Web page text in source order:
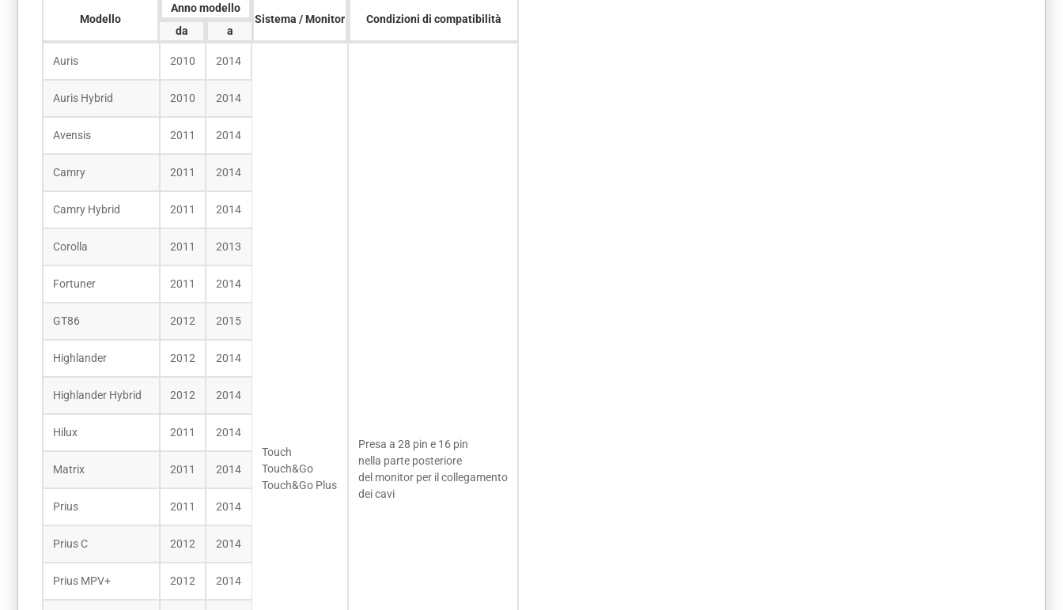
Modello
Anno modello
Sistema / Monitor
Condizioni di compatibilità
da
a
Auris 2010 2014
Touch
Touch&Go
Touch&Go Plus
Presa a 28 pin e 16 pin
nella parte posteriore
del monitor per il collegamento
dei cavi
Auris Hybrid 2010 2014
Avensis 2011 2014
Camry 2011 2014
Camry Hybrid 2011 2014
Corolla 2011 2013
Fortuner 2011 2014
GT86 2012 2015
Highlander 2012 2014
Highlander Hybrid 2012 2014
Hilux 2011 2014
Matrix 2011 2014
Prius 2011 2014
Prius C 2012 2014
Prius MPV+ 2012 2014